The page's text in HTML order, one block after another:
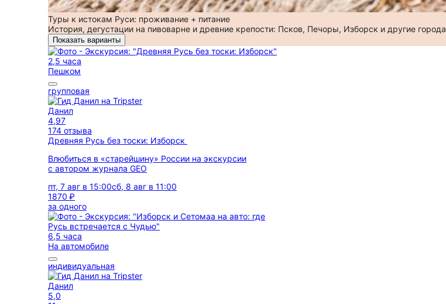
Туры к истокам Руси: проживание + питание
История, дегустации на пивоварне и древние крепости: Псков, Печоры, Изборск и другие города
Показать варианты
2,5 часа
Пешком
групповая
Данил
4,97
174 отзыва
Древняя Русь без тоски: Изборск
Влюбиться в «старейшину» России на экскурсии
с автором журнала GEO
пт, 7 авг в 15:00сб, 8 авг в 11:00
1870 ₽
за одного
6,5 часа
На автомобиле
индивидуальная
Данил
5,0